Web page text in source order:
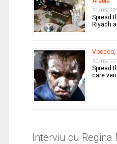
31/05/
Spread
Riyadh
30/05/
Spread
care
Interviu cu Regina